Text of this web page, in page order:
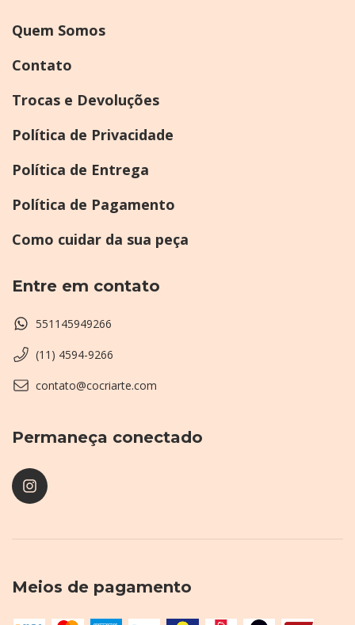
Quem Somos
Contato
Trocas e Devoluções
Política de Privacidade
Política de Entrega
Política de Pagamento
Como cuidar da sua peça
Entre em contato
551145949266
(11) 4594-9266
contato@cocriarte.com
Permaneça conectado
Meios de pagamento